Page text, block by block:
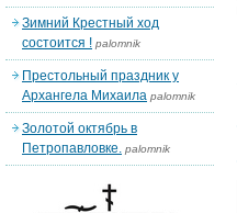
Зимний Крестный ход
состоится ! palomnik
Престольный праздник у
Архангела Михаила palomnik
Золотой октябрь в
Петропавловке. palomnik